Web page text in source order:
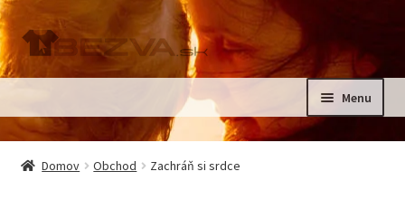
Preskočiť
na
navigáciu
Preskočiť
na
obsah
Menu
Domov
Domov Obchod Zachráň si srdce